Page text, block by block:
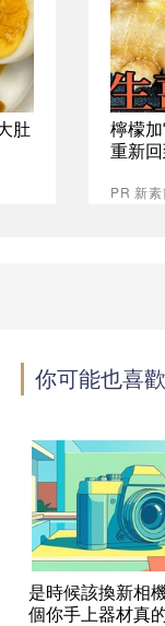
肚
檸檬
重新
PR 新素
你可能也喜
是時候該換新相
個你手上器材真